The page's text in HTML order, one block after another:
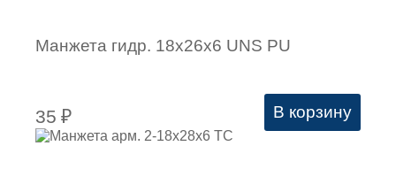
Манжета гидр. 18х26х6 UNS PU
35 ₽ В корзину